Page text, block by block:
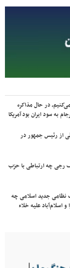
در حال مذاکره
به سود ایران بود آمریکا
از رئیس جمهور در
رجی چه ارتباطی با حزب
نظامی جدید اسلامی چه
اسلام‌آباد علیه خلاء